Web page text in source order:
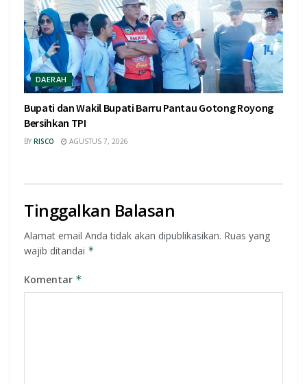
DAERAH
Bupati dan Wakil Bupati Barru Pantau Gotong Royong
Bersihkan TPI
BY RISCO AGUSTUS 7, 2026
Tinggalkan Balasan
Alamat email Anda tidak akan dipublikasikan. Ruas yang
wajib ditandai *
Komentar *